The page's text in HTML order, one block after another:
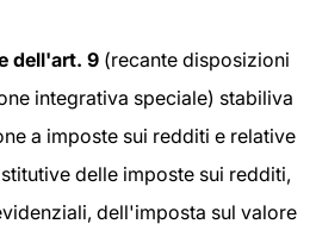
dell'art. 9 (recante disposizioni
integrativa speciale) stabiliva
a imposte sui redditi e relative
delle imposte sui redditi,
dell'imposta sul valore